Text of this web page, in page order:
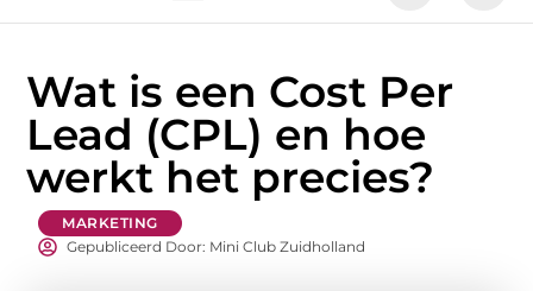
Wat is een Cost Per
Lead (CPL) en hoe
werkt het precies?
MARKETING
Gepubliceerd Door: Mini Club Zuidholland